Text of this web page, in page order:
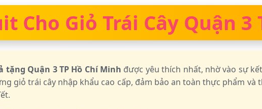
Cho Giỏ Trái Cây Quận 3
tặng Quận 3 TP Hồ Chí Minh được yêu thích nhất, nhờ vào sự
giỏ trái cây nhập khẩu cao cấp, đảm bảo an toàn thực phẩm